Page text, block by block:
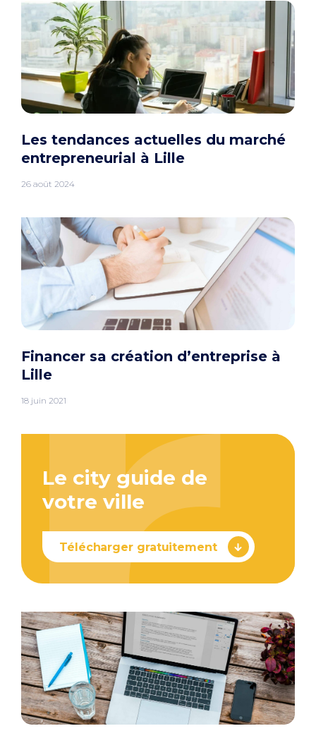
Les tendances actuelles du marché
entrepreneurial à Lille
26 août 2024
Financer sa création d’entreprise à
Lille
18 juin 2021
Le city guide de
votre ville
Télécharger gratuitement